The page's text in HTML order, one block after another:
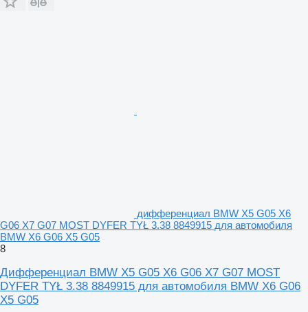
дифференциал BMW X5 G05 X6
G06 X7 G07 MOST DYFER TYŁ 3.38 8849915 для автомобиля
BMW X6 G06 X5 G05
8
Дифференциал BMW X5 G05 X6 G06 X7 G07 MOST
DYFER TYŁ 3.38 8849915 для автомобиля BMW X6 G06
X5 G05